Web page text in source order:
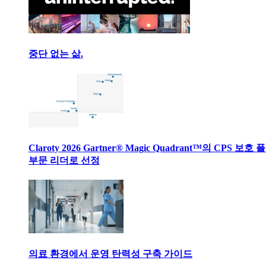
중단 없는 삶.
Claroty 2026 Gartner® Magic Quadrant™의 CPS 보호
부문 리더로 선정
의료 환경에서 운영 탄력성 구축 가이드